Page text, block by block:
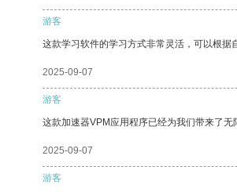
游客
这款学习软件的学习方式非常灵活，可以根据
2025-09-07
游客
这款加速器VPM应用程序已经为我们带来了无
2025-09-07
游客